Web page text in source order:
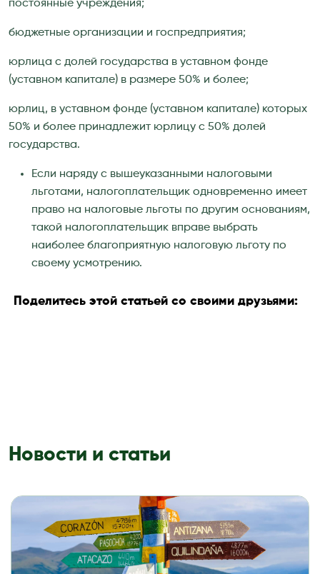
постоянные учреждения;
бюджетные организации и госпредприятия;
юрлица с долей государства в уставном фонде
(уставном капитале) в размере 50% и более;
юрлиц, в уставном фонде (уставном капитале) которых
50% и более принадлежит юрлицу с 50% долей
государства.
Если наряду с вышеуказанными налоговыми
льготами, налогоплательщик одновременно имеет
право на налоговые льготы по другим основаниям,
такой налогоплательщик вправе выбрать
наиболее благоприятную налоговую льготу по
своему усмотрению.
Поделитесь этой статьей со своими друзьями:
Новости и статьи